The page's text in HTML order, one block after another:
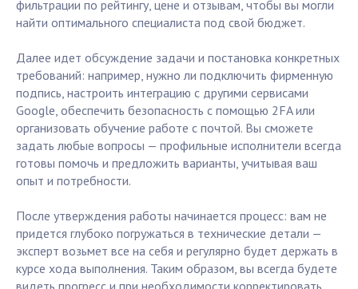
фильтрации по рейтингу, цене и отзывам, чтобы вы могли
найти оптимального специалиста под свой бюджет.
Далее идет обсуждение задачи и постановка конкретных
требований: например, нужно ли подключить фирменную
подпись, настроить интеграцию с другими сервисами
Google, обеспечить безопасность с помощью 2FA или
организовать обучение работе с почтой. Вы сможете
задать любые вопросы — профильные исполнители всегда
готовы помочь и предложить варианты, учитывая ваш
опыт и потребности.
После утверждения работы начинается процесс: вам не
придется глубоко погружаться в технические детали —
эксперт возьмет все на себя и регулярно будет держать в
курсе хода выполнения. Таким образом, вы всегда будете